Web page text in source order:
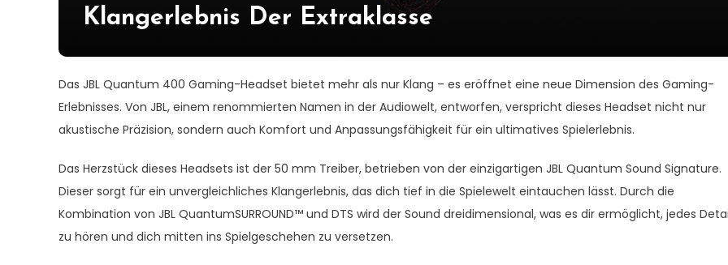
Klangerlebnis Der Extraklasse
Das JBL Quantum 400 Gaming-Headset bietet mehr als nur Klang – es eröffnet eine neue Dimension des Gaming-
Erlebnisses. Von JBL, einem renommierten Namen in der Audiowelt, entworfen, verspricht dieses Headset nicht nur
akustische Präzision, sondern auch Komfort und Anpassungsfähigkeit für ein ultimatives Spielerlebnis.
Das Herzstück dieses Headsets ist der 50 mm Treiber, betrieben von der einzigartigen JBL Quantum Sound Signature.
Dieser sorgt für ein unvergleichliches Klangerlebnis, das dich tief in die Spielewelt eintauchen lässt. Durch die
Kombination von JBL QuantumSURROUND™ und DTS wird der Sound dreidimensional, was es dir ermöglicht, jedes
zu hören und dich mitten ins Spielgeschehen zu versetzen.